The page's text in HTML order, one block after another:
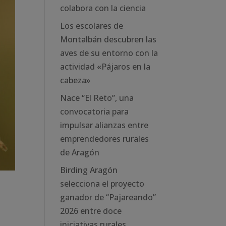
colabora con la ciencia
Los escolares de
Montalbán descubren las
aves de su entorno con la
actividad «Pájaros en la
cabeza»
Nace “El Reto”, una
convocatoria para
impulsar alianzas entre
emprendedores rurales
de Aragón
Birding Aragón
selecciona el proyecto
ganador de “Pajareando”
2026 entre doce